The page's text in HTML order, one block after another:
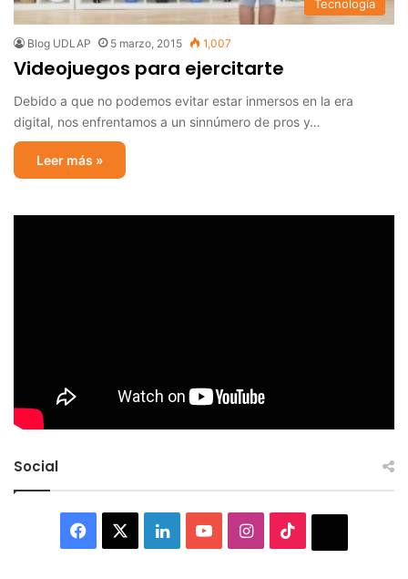
Tecnología
Blog UDLAP 5 marzo, 2015 1,007
Videojuegos para ejercitarte
Debido a que no podemos evitar estar inmersos en la era
digital, nos enfrentamos a un sinnúmero de pros y…
Leer más »
Social
Facebook LinkedInYouTubeInstagram